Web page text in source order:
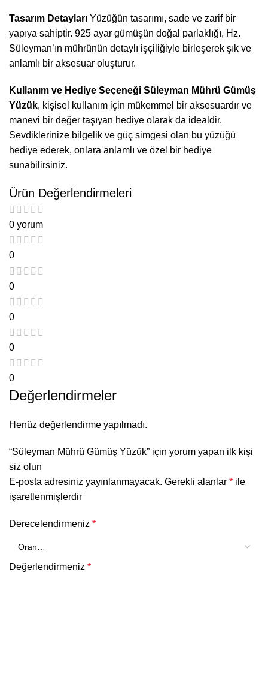
Tasarım Detayları Yüzüğün tasarımı, sade ve zarif bir
yapıya sahiptir. 925 ayar gümüşün doğal parlaklığı, Hz.
Süleyman’ın mührünün detaylı işçiliğiyle birleşerek şık ve
anlamlı bir aksesuar oluşturur.
Kullanım ve Hediye Seçeneği Süleyman Mührü Gümüş
Yüzük, kişisel kullanım için mükemmel bir aksesuardır ve
manevi bir değer taşıyan hediye olarak da idealdir.
Sevdiklerinize bilgelik ve güç simgesi olan bu yüzüğü
hediye ederek, onlara anlamlı ve özel bir hediye
sunabilirsiniz.
Ürün Değerlendirmeleri
0 yorum
0
0
0
0
0
Değerlendirmeler
Henüz değerlendirme yapılmadı.
“Süleyman Mührü Gümüş Yüzük” için yorum yapan ilk kişi
siz olun
E-posta adresiniz yayınlanmayacak. Gerekli alanlar * ile
işaretlenmişlerdir
Derecelendirmeniz *
Değerlendirmeniz *